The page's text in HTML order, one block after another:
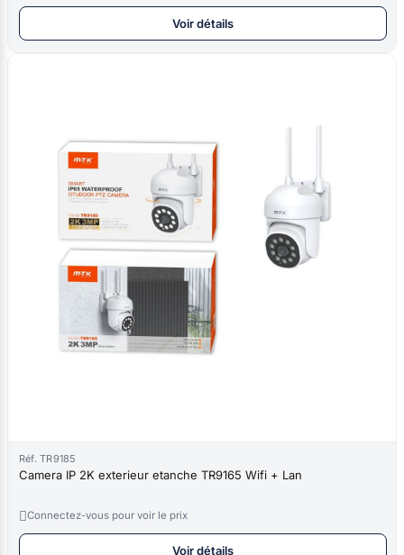
Voir détails
Réf. TR9185
Camera IP 2K exterieur etanche TR9165 Wifi + Lan
Connectez-vous pour voir le prix
Voir détails